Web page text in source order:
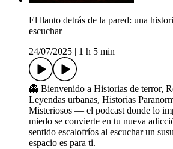
El llanto detrás de la pared: una
escuchar
24/07/2025
1 h 5 min
👻 Bienvenido a Historias de terror,
Leyendas urbanas, Historias
Misteriosos — el podcast donde lo
miedo se convierte en tu nueva
sentido escalofríos al escuchar un
espacio es para ti.